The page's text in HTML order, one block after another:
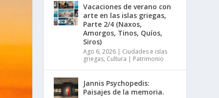
Vacaciones de verano con
arte en las islas griegas,
Parte 2/4 (Naxos,
Amorgos, Tinos, Quíos,
Siros)
Ago 6, 2026 | Ciudades e islas
griegas, Cultura | Patrimonio
Jannis Psychopedis:
Paisajes de la memoria.